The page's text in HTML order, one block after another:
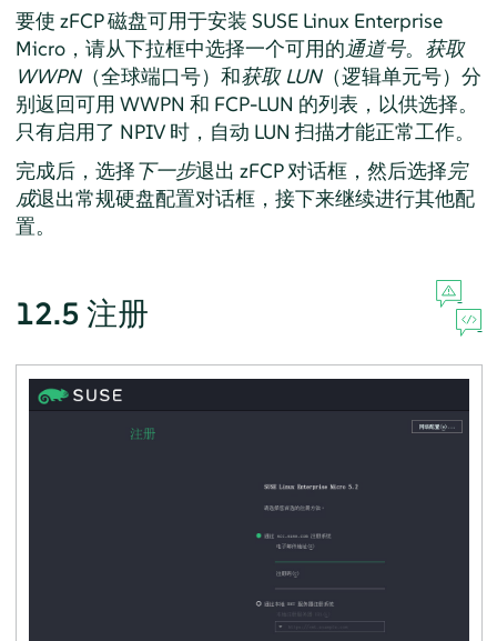
要使 zFCP 磁盘可用于安装 SUSE Linux Enterprise
Micro，请从下拉框中选择一个可用的通道号。 获取
WWPN（全球端口号）和获取 LUN（逻辑单元号）分
别返回可用 WWPN 和 FCP-LUN 的列表，以供选择。
只有启用了 NPIV 时，自动 LUN 扫描才能正常工作。
完成后，选择下一步退出 zFCP 对话框，然后选择完
成退出常规硬盘配置对话框，接下来继续进行其他配
置。
12.5 注册